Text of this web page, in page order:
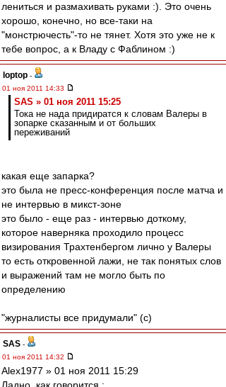
лениться и размахивать руками :). Это очень
хорошо, конечно, но все-таки на
"монстрючесть"-то не тянет. Хотя это уже не к
тебе вопрос, а к Владу с Фаблином :)
loptop -
01 ноя 2011 14:33
SAS » 01 ноя 2011 15:25
Тока не нада придиратся к словам Валеры в
зопарке сказанным и от больших
переживаний
какая еще запарка?
это была не пресс-конференция после матча и
не интервью в микст-зоне
это было - еще раз - интервью доткому,
которое наверняка проходило процесс
визирования Трахтенбергом лично у Валеры
то есть откровенной лажи, не так понятых слов
и выражений там не могло быть по
определению
"журналисты все придумали" (с)
SAS -
01 ноя 2011 14:32
Alex1977 » 01 ноя 2011 15:29